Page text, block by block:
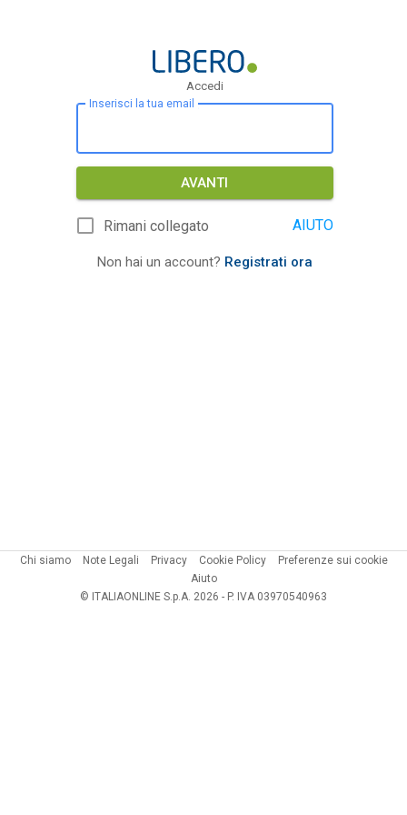
Accedi
Inserisci la tua email
AVANTI
Rimani collegato AIUTO
Non hai un account? Registrati ora
Chi siamo Note Legali Privacy Cookie Policy
Preferenze sui cookie
Aiuto
© ITALIAONLINE S.p.A. 2026 - P. IVA 03970540963